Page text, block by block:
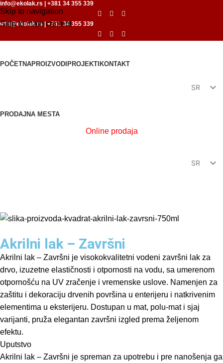
Skip to navigation
Skip to main content
info@ekolak.rs +381 34 355 339
info@ekolak.rs|+381 34 355 339
POČETNAPROIZVODIPROJEKTIKONTAKT
SR
PRODAJNA MESTA
Online prodaja
SR
Akrilni lak – Završni
Akrilni lak – Završni je visokokvalitetni vodeni završni lak za
drvo, izuzetne elastičnosti i otpornosti na vodu, sa umerenom
otpornošću na UV zračenje i vremenske uslove. Namenjen za
zaštitu i dekoraciju drvenih površina u enterijeru i natkrivenim
elementima u eksterijeru. Dostupan u mat, polu-mat i sjaj
varijanti, pruža elegantan završni izgled prema željenom
efektu.
Uputstvo
Akrilni lak – Završni je spreman za upotrebu i pre nanošenja ga